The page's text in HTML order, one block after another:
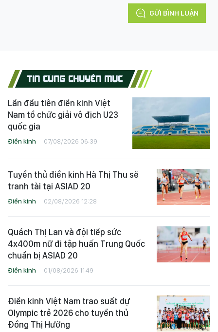
GỬI BÌNH LUẬN
TIN CÙNG CHUYÊN MỤC
Lần đầu tiên điền kinh Việt
Nam tổ chức giải vô địch U23
quốc gia
Điền kinh 07/08/2026 06:39
Tuyển thủ điền kinh Hà Thị Thu sẽ
tranh tài tại ASIAD 20
Điền kinh 02/08/2026 12:28
Quách Thị Lan và đội tiếp sức
4x400m nữ đi tập huấn Trung Quốc
chuẩn bị ASIAD 20
Điền kinh 01/08/2026 11:49
Điền kinh Việt Nam trao suất dự
Olympic trẻ 2026 cho tuyển thủ
Đồng Thị Hường